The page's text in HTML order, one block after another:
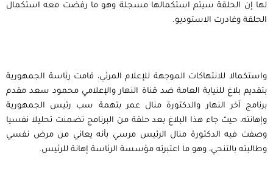
لها إن الحلقة سيتم استكمالها مسجلة وهو ما رفضت معه استكمال
الحلقة وغادرت الاستوديو.
واستكمالا للانتهاكات الموجهة للإعلام المرئي، قامت رئاسة الجمهورية
بتقديم بلاغ للنيابة العامة ضد قناة النهار والإعلامي محمود سعد مقدم
برنامج آخر النهار والدكتورة منال عمر بتهمة سب رئيس الجمهورية
وإهانته، حيث جاء هذا البلاغ بعد حلقة من البرنامج تضمنت تحليلا نفسيا
وصفت فيه الدكتورة منال الرئيس مرسي بأنه يعاني من مرض نفسي
وطالبته بالتنحي، وهو ما اعتبرته مؤسسة الرئاسة إهانة للرئيس.